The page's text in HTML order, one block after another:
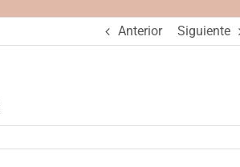
Anterior Siguiente